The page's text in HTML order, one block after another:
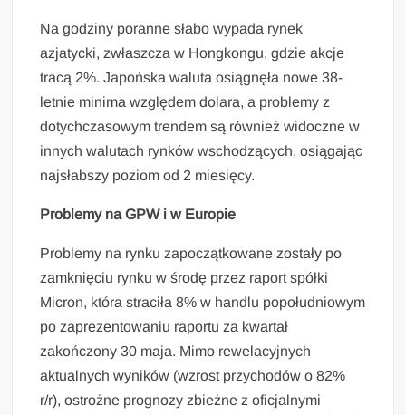
Na godziny poranne słabo wypada rynek
azjatycki, zwłaszcza w Hongkongu, gdzie akcje
tracą 2%. Japońska waluta osiągnęła nowe 38-
letnie minima względem dolara, a problemy z
dotychczasowym trendem są również widoczne w
innych walutach rynków wschodzących, osiągając
najsłabszy poziom od 2 miesięcy.
Problemy na GPW i w Europie
Problemy na rynku zapoczątkowane zostały po
zamknięciu rynku w środę przez raport spółki
Micron, która straciła 8% w handlu popołudniowym
po zaprezentowaniu raportu za kwartał
zakończony 30 maja. Mimo rewelacyjnych
aktualnych wyników (wzrost przychodów o 82%
r/r), ostrożne prognozy zbieżne z oficjalnymi